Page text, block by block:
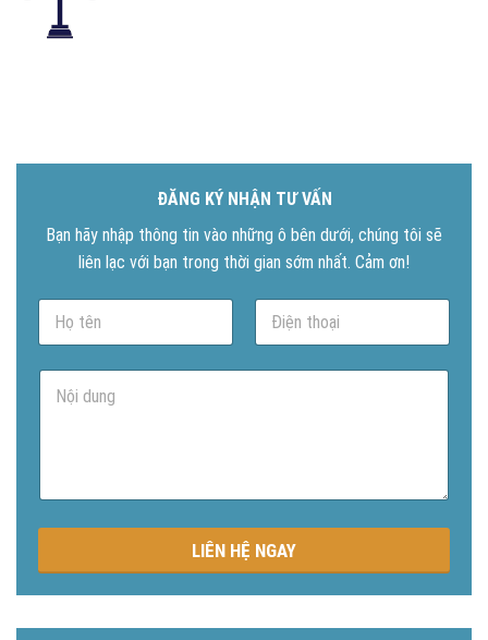
ĐĂNG KÝ NHẬN TƯ VẤN
Bạn hãy nhập thông tin vào những ô bên dưới, chúng tôi sẽ
liên lạc với bạn trong thời gian sớm nhất. Cảm ơn!
N
m
e
P
o
n
N
g
LIÊN HỆ NGAY